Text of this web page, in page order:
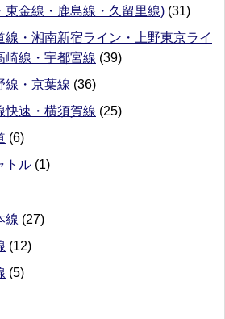
東金線・鹿島線・久留里線) (31)
線・湘南新宿ライン・上野東京ライ
崎線・宇都宮線 (39)
線・京葉線 (36)
快速・横須賀線 (25)
(6)
トル (1)
線 (27)
(12)
(5)